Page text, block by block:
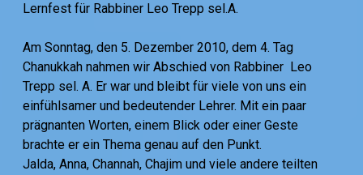
Lernfest für Rabbiner Leo Trepp sel.A.
Am Sonntag, den 5. Dezember 2010, dem 4. Tag
Chanukkah nahmen wir Abschied von Rabbiner Leo
Trepp sel. A. Er war und bleibt für viele von uns ein
einfühlsamer und bedeutender Lehrer. Mit ein paar
prägnanten Worten, einem Blick oder einer Geste
brachte er ein Thema genau auf den Punkt.
Jalda, Anna, Channah, Chajim und viele andere teilten